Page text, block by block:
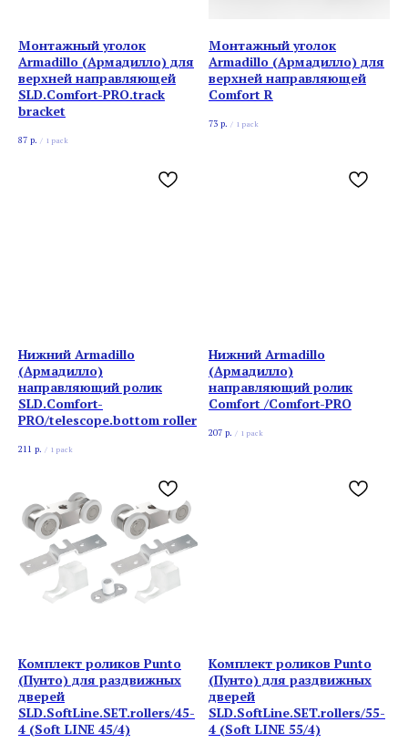
Монтажный уголок
Armadillo (Армадилло) для
верхней направляющей
SLD.Comfort-PRO.track
bracket
87 р. / 1 pack
Монтажный уголок
Armadillo (Армадилло) для
верхней направляющей
Comfort R
73 р. / 1 pack
Нижний Armadillo
(Армадилло)
направляющий ролик
SLD.Comfort-
PRO/telescope.bottom roller
211 р. / 1 pack
Нижний Armadillo
(Армадилло)
направляющий ролик
Comfort /Comfort-PRO
207 р. / 1 pack
Комплект роликов Punto
(Пунто) для раздвижных
дверей
SLD.SoftLine.SET.rollers/45-
4 (Soft LINE 45/4)
Комплект роликов Punto
(Пунто) для раздвижных
дверей
SLD.SoftLine.SET.rollers/55-
4 (Soft LINE 55/4)